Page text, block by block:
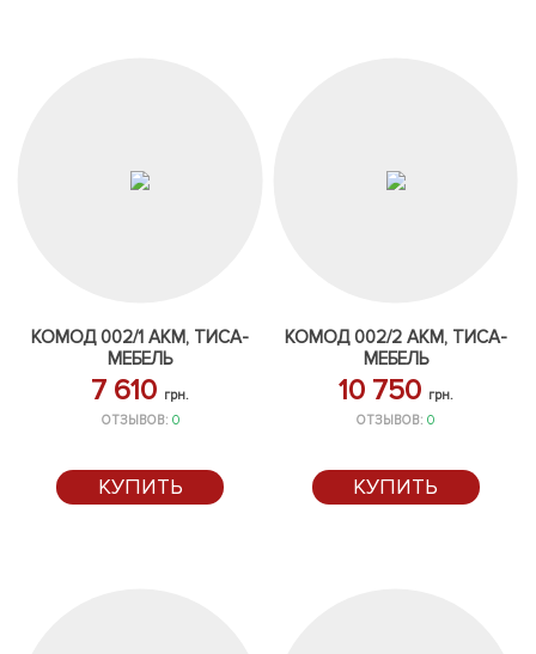
КОМОД 002/1 АКМ, ТИСА-
МЕБЕЛЬ
7 610 грн.
ОТЗЫВОВ: 0
КУПИТЬ
КОМОД 002/2 АКМ, ТИСА-
МЕБЕЛЬ
10 750 грн.
ОТЗЫВОВ:0
КУПИТЬ